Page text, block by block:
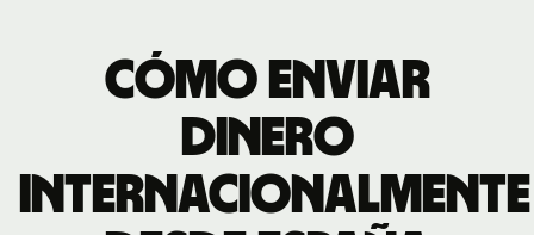
Cómo enviar
dinero
internacionalmente